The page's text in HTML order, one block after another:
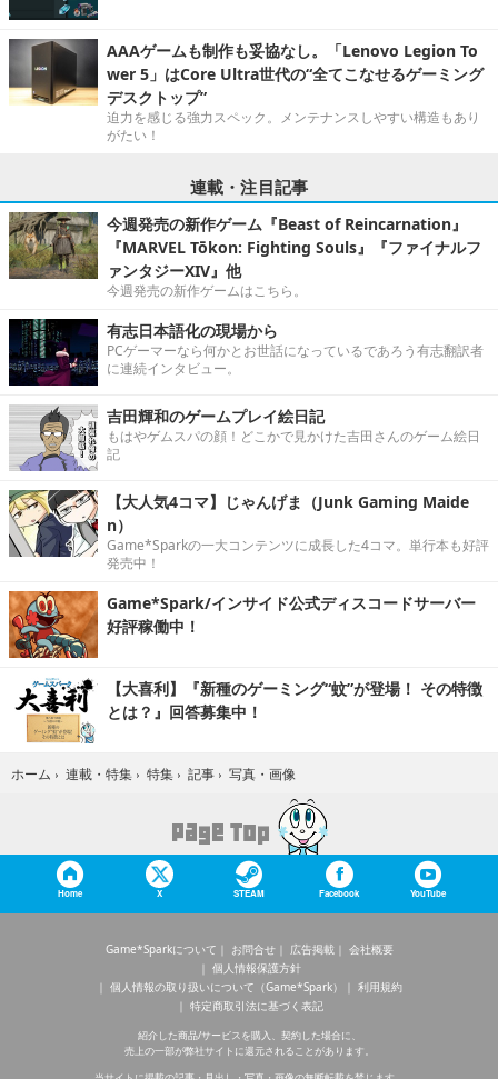
AAAゲームも制作も妥協なし。「Lenovo Legion To
wer 5」はCore Ultra世代の“全てこなせるゲーミング
デスクトップ”
迫力を感じる強力スペック。メンテナンスしやすい構造もあり
がたい！
連載・注目記事
今週発売の新作ゲーム『Beast of Reincarnation』
『MARVEL Tōkon: Fighting Souls』『ファイナルフ
ァンタジーXIV』他
今週発売の新作ゲームはこちら。
有志日本語化の現場から
PCゲーマーなら何かとお世話になっているであろう有志翻訳者
に連続インタビュー。
吉田輝和のゲームプレイ絵日記
もはやゲムスパの顔！どこかで見かけた吉田さんのゲーム絵日
記
【大人気4コマ】じゃんげま（Junk Gaming Maide
n）
Game*Sparkの一大コンテンツに成長した4コマ。単行本も好評
発売中！
Game*Spark/インサイド公式ディスコードサーバー
好評稼働中！
【大喜利】『新種のゲーミング“蚊”が登場！ その特徴
とは？』回答募集中！
ホーム › 連載・特集 › 特集 › 記事 › 写真・画像
Home X STEAM Facebook YouTube
Game*Sparkについて お問合せ 広告掲載
会社概要
個人情報保護方針
個人情報の取り扱いについて（Game*Spark）
利用規約
特定商取引法に基づく表記
紹介した商品/サービスを購入、契約した場合に、
売上の一部が弊社サイトに還元されることがあります。